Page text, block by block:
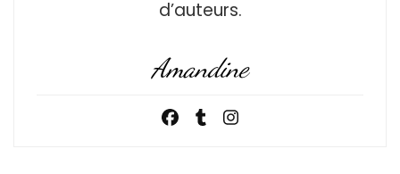
d’auteurs.
Amandine